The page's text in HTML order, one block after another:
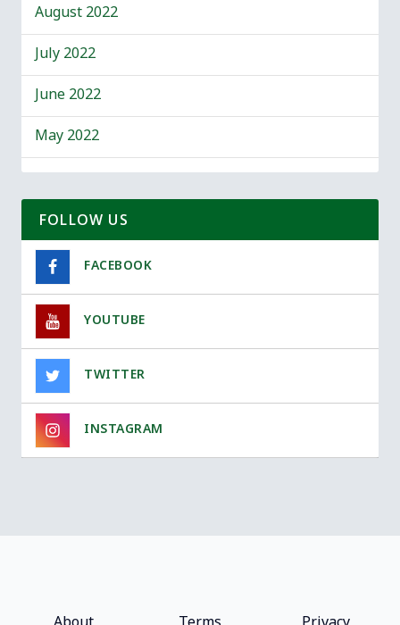
August 2022
July 2022
June 2022
May 2022
FOLLOW US
FACEBOOK
YOUTUBE
TWITTER
INSTAGRAM